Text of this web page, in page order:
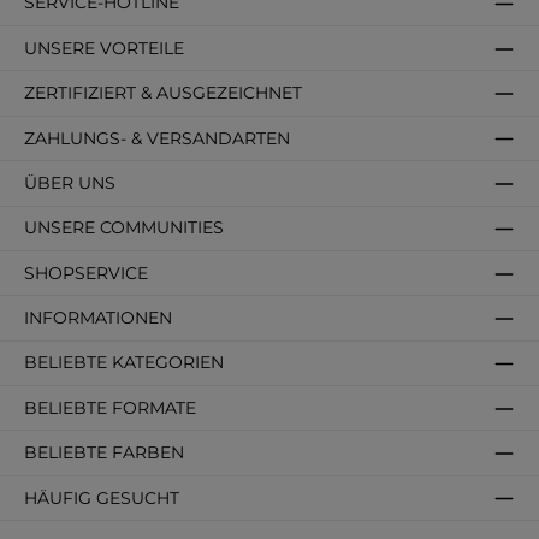
SHOPSERVICE
INFORMATIONEN
BELIEBTE KATEGORIEN
BELIEBTE FORMATE
BELIEBTE FARBEN
HÄUFIG GESUCHT
ZAHLUNGS- & VERSANDARTEN
ÜBER UNS
ZERTIFIZIERT & AUSGEZEICHNET
UNSERE VORTEILE
UNSERE COMMUNITIES